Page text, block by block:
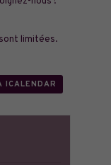
limitées.
ICALENDAR